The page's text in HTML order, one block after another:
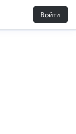
Войти
1 0